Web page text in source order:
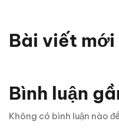
Bài viết mới
Bình luận
Không có bình luận nào